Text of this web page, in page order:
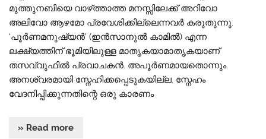
മുത്തുനബിയെ വാഴ്‌ത്താത്ത മനസ്സിലേക്ക് അറിവോ
അലിവോ ആഴമോ പ്രവേശിക്കില്ലെന്നവർ കരുതുന്നു.
‘പൂർണമനുഷ്യൻ’ (ഇൻസാനുൽ കാമിൽ) എന്ന
ലക്ഷ്യത്തിന് ഭൂമിയിലുള്ള മാതൃകയാമാതൃകയാണ്
തസവ്വുഫിൽ പ്രവാചകൻ. അപൂർണമായതൊന്നും
അനശ്വരമായി സ്നേഹിക്കപ്പെടുകയില്ല. സ്നേഹം
വേദനിപ്പിക്കുന്നതിന്റെ ഒരു കാരണം
» Read more